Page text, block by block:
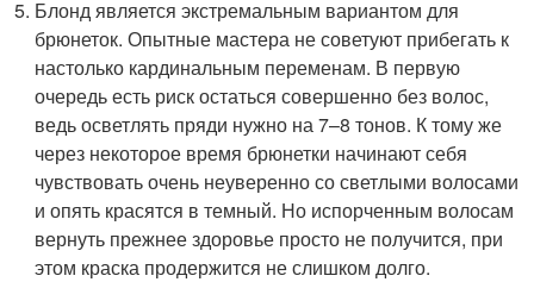
Блонд является экстремальным вариантом для
брюнеток. Опытные мастера не советуют прибегать к
настолько кардинальным переменам. В первую
очередь есть риск остаться совершенно без волос,
ведь осветлять пряди нужно на 7–8 тонов. К тому же
через некоторое время брюнетки начинают себя
чувствовать очень неуверенно со светлыми волосами
и опять красятся в темный. Но испорченным волосам
вернуть прежнее здоровье просто не получится, при
этом краска продержится не слишком долго.